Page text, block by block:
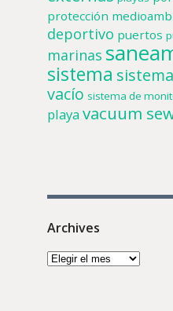
protección
deportivo puertos
marinas
sistema
vacío sistema de
playavacuum
Archives